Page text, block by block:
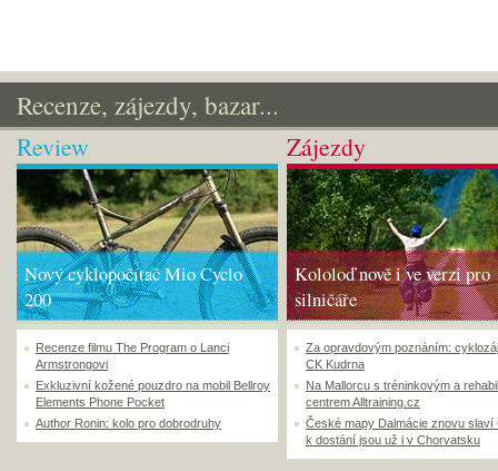
Recenze, zájezdy, bazar...
Review
Nový cyklopočítač Mio Cyclo
200
Recenze filmu The Program o Lanci
Armstrongovi
Exkluzivní kožené pouzdro na mobil Bellroy
Elements Phone Pocket
Author Ronin: kolo pro dobrodruhy
Zájezdy
Kololoď nově i ve verzi pro
silničáře
Za opravdovým poznáním:
CK Kudrna
Na Mallorcu s tréninkovým a
centrem Alltraining.cz
České mapy Dalmácie znovu slaví
k dostání jsou už i v Chorvatsku